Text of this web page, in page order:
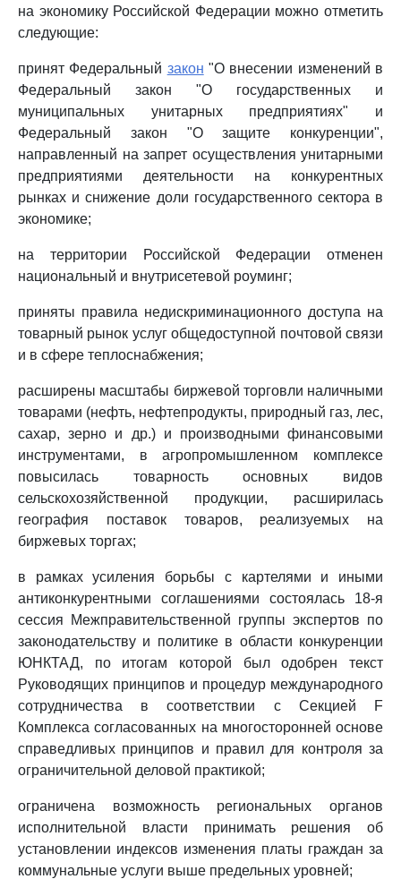
на экономику Российской Федерации можно отметить
следующие:
принят Федеральный закон "О внесении изменений в
Федеральный закон "О государственных и
муниципальных унитарных предприятиях" и
Федеральный закон "О защите конкуренции",
направленный на запрет осуществления унитарными
предприятиями деятельности на конкурентных
рынках и снижение доли государственного сектора в
экономике;
на территории Российской Федерации отменен
национальный и внутрисетевой роуминг;
приняты правила недискриминационного доступа на
товарный рынок услуг общедоступной почтовой связи
и в сфере теплоснабжения;
расширены масштабы биржевой торговли наличными
товарами (нефть, нефтепродукты, природный газ, лес,
сахар, зерно и др.) и производными финансовыми
инструментами, в агропромышленном комплексе
повысилась товарность основных видов
сельскохозяйственной продукции, расширилась
география поставок товаров, реализуемых на
биржевых торгах;
в рамках усиления борьбы с картелями и иными
антиконкурентными соглашениями состоялась 18-я
сессия Межправительственной группы экспертов по
законодательству и политике в области конкуренции
ЮНКТАД, по итогам которой был одобрен текст
Руководящих принципов и процедур международного
сотрудничества в соответствии с Секцией F
Комплекса согласованных на многосторонней основе
справедливых принципов и правил для контроля за
ограничительной деловой практикой;
ограничена возможность региональных органов
исполнительной власти принимать решения об
установлении индексов изменения платы граждан за
коммунальные услуги выше предельных уровней;